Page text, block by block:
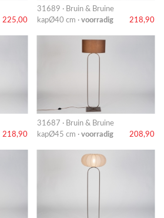
225,00
31689 · Bruin & Bruine
kapØ40 cm · voorradig 218,90
218,90
31687 · Bruin & Bruine
kapØ45 cm · voorradig 208,90